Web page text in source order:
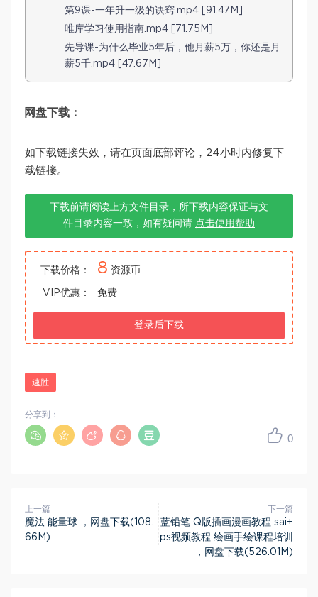
第9课-一年升一级的诀窍.mp4 [91.47M]
唯库学习使用指南.mp4 [71.75M]
先导课-为什么毕业5年后，他月薪5万，你还是月
薪5千.mp4 [47.67M]
网盘下载：
如下载链接失效，请在页面底部评论，24小时内修复下
载链接。
下载前请阅读上方文件目录，所下载内容保证与文
件目录内容一致，如有疑问请 点击使用帮助
下载价格： 8 资源币
VIP优惠： 免费
登录后下载
速胜
0
分享到：
上一篇
魔法 能量球 ，网盘下载(108.
66M)
下一篇
蓝铅笔 Q版插画漫画教程 sai+
ps视频教程 绘画手绘课程培训
，网盘下载(526.01M)